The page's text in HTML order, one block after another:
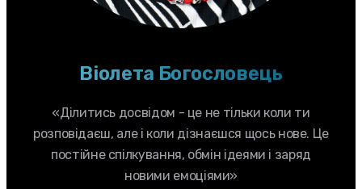
Віолета Богословець
«Ділитись досвідом - це не тільки коли ти
розповідаєш, але і коли дізнаєшся щось нове. Це
постійне спілкування, обмін ідеями і заряд
новими емоціями»